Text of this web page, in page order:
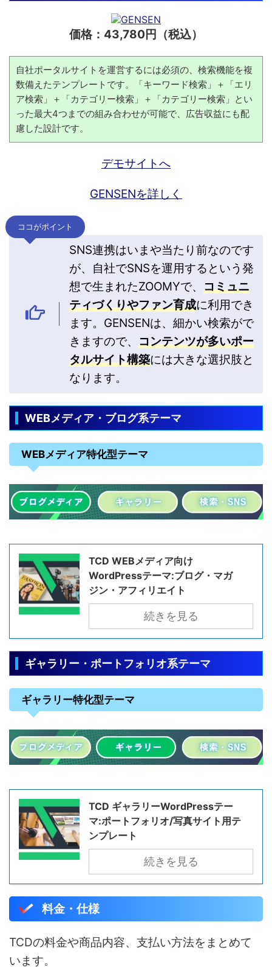
価格：43,780円（税込）
自社ポータルサイトを運営するには必須の、検索機能を複
数備えたテンプレートです。「キーワード検索」＋「エリ
ア検索」＋「カテゴリー検索」＋「カテゴリー検索」とい
った最大4つまでの組み合わせが可能で、広告収益にも配
慮した設計です。
デモサイトへ
GENSENを詳しく
ココがポイント
SNS連携はいまや当たり前なのです
が、自社でSNSを運用するという発
想で生まれたZOOMYで、 コミュニ
ティづくりやファン育成に利用でき
ます。GENSENは、細かい検索がで
きますので、 コンテンツが多いポー
タルサイト構築には大きな選択肢と
なります。
WEBメディア・ブログ系テーマ
WEBメディア特化型テーマ
TCD WEBメディア向け
WordPressテーマ:ブログ・マガ
ジン・アフィリエイト
続きを見る
ギャラリー・ポートフォリオ系テーマ
ギャラリー特化型テーマ
TCD ギャラリーWordPressテー
マ:ポートフォリオ/写真サイト用テ
ンプレート
続きを見る
料金・仕様
TCDの料金や商品内容、支払い方法をまとめて
います。